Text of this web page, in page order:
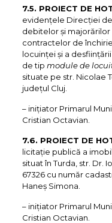
7.5. PROIECT DE
evidențele Direcției
debitelor și
contractelor de
locuinței și a
de tip module de
situate pe str. Nicolae
județul Cluj.
– iniţiator Primarul
Cristian Octavian.
7.6. PROIECT DE
licitație publică a
situat în Turda, str. Dr.
67326 cu număr
Haneș Simona.
– iniţiator Primarul
Cristian Octavian.